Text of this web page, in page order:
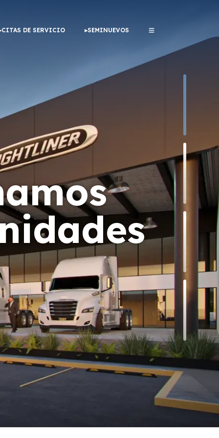
CITAS DE SERVICIO SEMINUEVOS